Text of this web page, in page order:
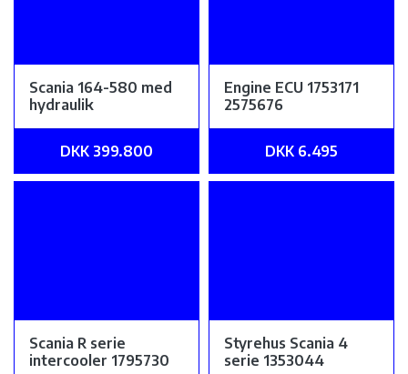
Scania 164-580 med
hydraulik
DKK 399.800
Engine ECU 1753171
2575676
DKK 6.495
Scania R serie
intercooler 1795730
Styrehus Scania 4
serie 1353044